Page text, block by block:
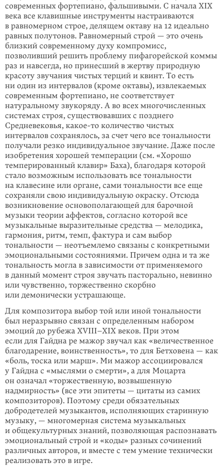
современных фортепиано, фальшивыми. С начала XIX
века все клавишные инструменты настраиваются
в равномерном строе, делящем октаву на 12 идеально
равных полутонов. Равномерный строй — это очень
близкий современному духу компромисс,
позволивший решить проблему пифагорейской коммы
раз и навсегда, но принесший в жертву природную
красоту звучания чистых терций и квинт. То есть
ни один из интервалов (кроме октавы), извлекаемых
современным фортепиано, не соответствует
натуральному звукоряду. А во всех многочисленных
системах строя, существовавших с позднего
Средневековья, какое-то количество чистых
интервалов сохранялось, за счет чего все тональности
получали резко индивидуальное звучание. Даже после
изобретения хорошей темперации (см. «Хорошо
темперированный клавир» Баха), благодаря которой
стало возможным использовать все тональности
на клавесине или органе, сами тональности все еще
сохраняли свою индивидуальную окраску. Отсюда
возникновение основополагающей для барочной
музыки теории аффектов, согласно которой все
музыкальные выразительные средства — мелодика,
гармония, ритм, темп, фактура и сам выбор
тональности — неотъемлемо связаны с конкретными
эмоциональными состояниями. Причем одна и та же
тональность могла в зависимости от применяемого
в данный момент строя звучать пасторально, невинно
или чувственно, торжественно скорбно
или демонически устрашающе.
Для композитора выбор той или иной тональности
был неразрывно связан с определенным набором
эмоций до рубежа XVIII–XIX веков. При этом
если для Гайдна ре мажор звучал как «величественное
благодарение, воинственность», то для Бетховена — как
«боль, тоска или марш». Ми мажор ассоциировался
у Гайдна с «мыслями о смерти», а для Моцарта
он означал «торжественную, возвышенную
надмирность» (все эти эпитеты — цитаты из самих
композиторов). Поэтому среди обязательных
добродетелей музыкантов, исполняющих старинную
музыку, — многомерная система музыкальных
и общекультурных знаний, позволяющая распознавать
эмоциональный строй и «коды» разных сочинений
различных авторов, и вместе с тем умение технически
реализовать это в игре.